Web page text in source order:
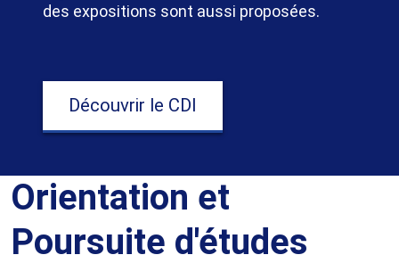
des expositions sont aussi proposées.
Découvrir le CDI
Orientation et
Poursuite d'études